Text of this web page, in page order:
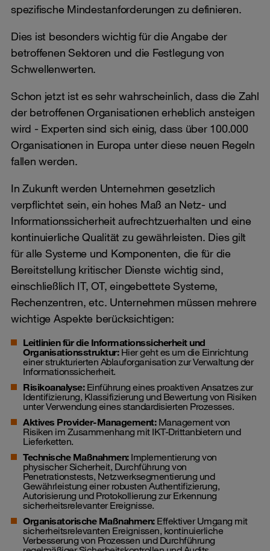
spezifische Mindestanforderungen zu definieren.
Dies ist besonders wichtig für die Angabe der
betroffenen Sektoren und die Festlegung von
Schwellenwerten.
Schon jetzt ist es sehr wahrscheinlich, dass die Zahl
der betroffenen Organisationen erheblich ansteigen
wird - Experten sind sich einig, dass über 100.000
Organisationen in Europa unter diese neuen Regeln
fallen werden.
In Zukunft werden Unternehmen gesetzlich
verpflichtet sein, ein hohes Maß an Netz- und
Informationssicherheit aufrechtzuerhalten und eine
kontinuierliche Qualität zu gewährleisten. Dies gilt
für alle Systeme und Komponenten, die für die
Bereitstellung kritischer Dienste wichtig sind,
einschließlich IT, OT, eingebettete Systeme,
Rechenzentren, etc. Unternehmen müssen mehrere
wichtige Aspekte berücksichtigen:
Leitlinien für die Informationssicherheit und
Organisationsstruktur: Hier geht es um die Einrichtung
einer strukturierten Ablauforganisation zur Verwaltung der
Informationssicherheit.
Risikoanalyse:Einführung eines proaktiven Ansatzes zur
Identifizierung, Klassifizierung und Bewertung von Risiken
unter Verwendung eines standardisierten Prozesses.
Aktives Provider-Management:Management von
Risiken im Zusammenhang mit IKT-Drittanbietern und
Lieferketten.
Technische Maßnahmen:Implementierung von
physischer Sicherheit, Durchführung von
Penetrationstests, Netzwerksegmentierung und
Gewährleistung einer robusten Authentifizierung,
Autorisierung und Protokollierung zur Erkennung
sicherheitsrelevanter Ereignisse.
Organisatorische Maßnahmen:Effektiver Umgang mit
sicherheitsrelevanten Ereignissen, kontinuierliche
Verbesserung von Prozessen und Durchführung